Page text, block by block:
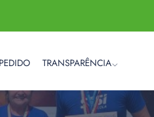
TRANSPARÊNCIA